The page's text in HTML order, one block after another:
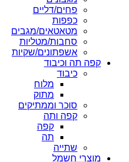
פחים/דליים
כפפות
מטאטאים/מגבים
סחבות/מטליות
אשפתונים/שקיות
קפה תה וכיבוד
כיבוד
מלוח
מתוק
סוכר וממתיקים
קפה ותה
קפה
תה
שתייה
מוצרי חשמל